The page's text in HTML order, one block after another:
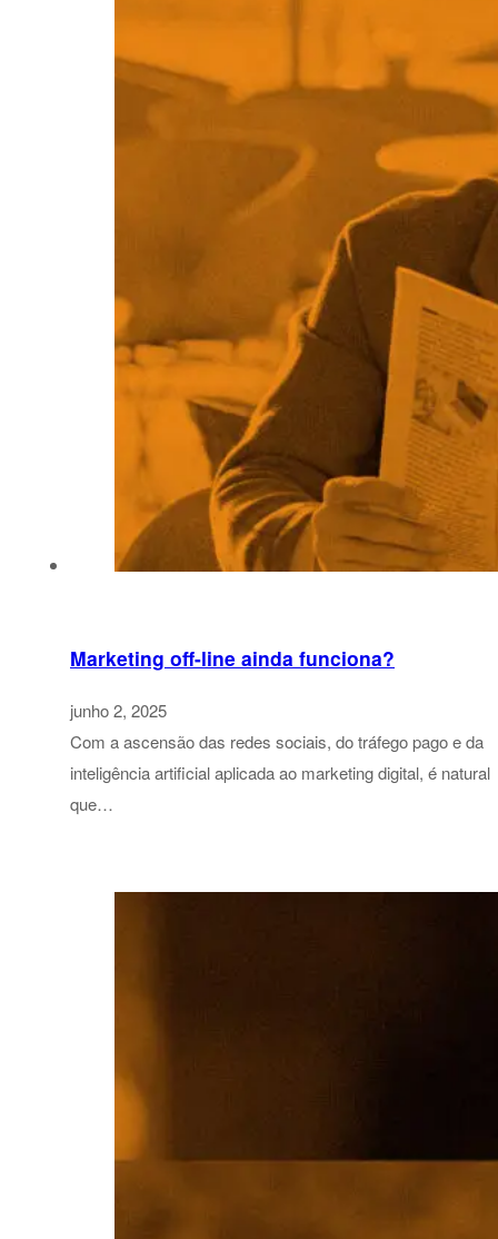
Marketing off-line ainda funciona?
junho 2, 2025
Com a ascensão das redes sociais, do tráfego pago e da
inteligência artificial aplicada ao marketing digital, é natural
que…